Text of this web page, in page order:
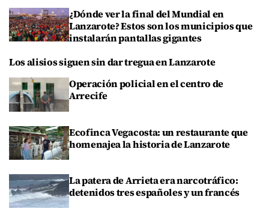
¿Dónde ver la final del Mundial en
Lanzarote? Estos son los municipios que
instalarán pantallas gigantes
Los alisios siguen sin dar tregua en Lanzarote
Operación policial en el centro de
Arrecife
Ecofinca Vegacosta: un restaurante que
homenajea la historia de Lanzarote
La patera de Arrieta era narcotráfico:
detenidos tres españoles y un francés